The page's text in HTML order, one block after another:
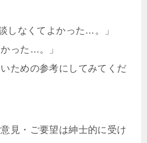
しなくてよかった…。」
った…。」
ための参考にしてみてくだ
見・ご要望は紳士的に受け